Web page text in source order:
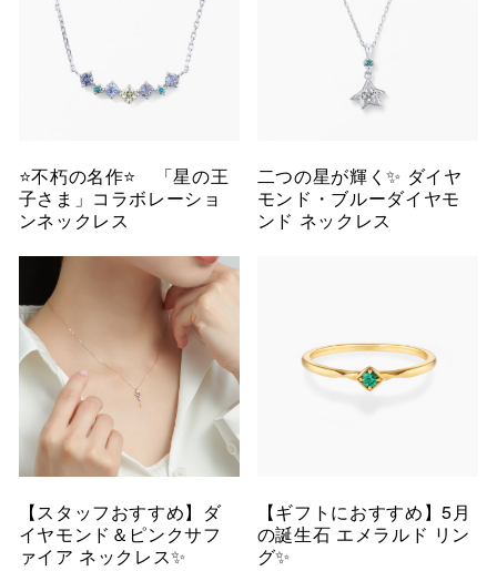
⭐️不朽の名作⭐️ 「星の王
子さま」コラボレーショ
ンネックレス
二つの星が輝く✨ ダイヤ
モンド・ブルーダイヤモ
ンド ネックレス
【スタッフおすすめ】ダ
イヤモンド＆ピンクサフ
ァイア ネックレス✨
【ギフトにおすすめ】5月
の誕生石 エメラルド リン
グ✨